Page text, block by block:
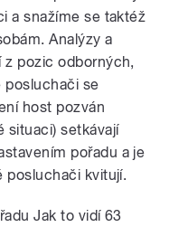
a snažíme se taktéž
Analýzy a
z pozic odborných,
posluchači se
host pozván
situaci) setkávají
pořadu a je
posluchači kvitují.
Jak to vidí 63